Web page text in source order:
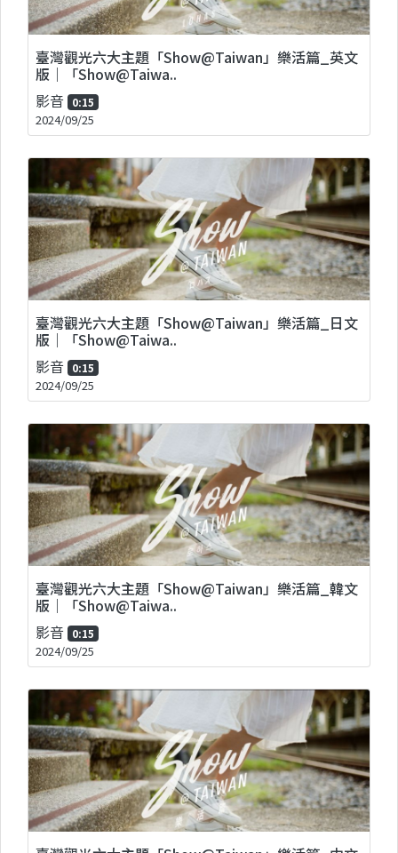
臺灣觀光六大主題「Show@Taiwan」樂活篇_英文
版｜「Show@Taiwa..
影音 0:15
2024/09/25
臺灣觀光六大主題「Show@Taiwan」樂活篇_日文
版｜「Show@Taiwa..
影音 0:15
2024/09/25
臺灣觀光六大主題「Show@Taiwan」樂活篇_韓文
版｜「Show@Taiwa..
影音 0:15
2024/09/25